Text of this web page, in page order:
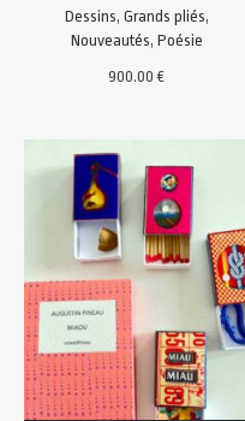
Dessins, Grands pliés,
Nouveautés, Poésie
900.00€